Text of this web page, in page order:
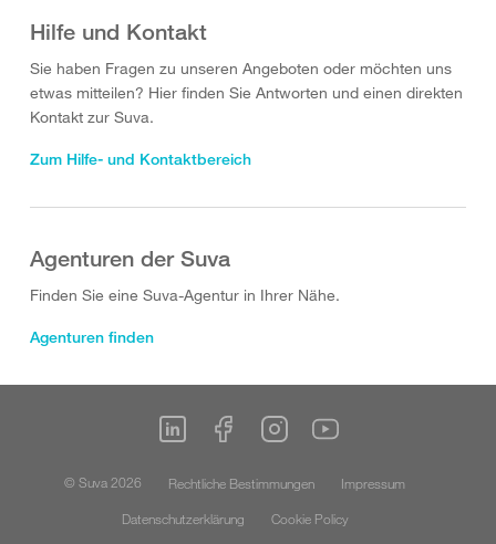
Hilfe und Kontakt
Sie haben Fragen zu unseren Angeboten oder möchten uns
etwas mitteilen? Hier finden Sie Antworten und einen direkten
Kontakt zur Suva.
Zum Hilfe- und Kontaktbereich
Agenturen der Suva
Finden Sie eine Suva-Agentur in Ihrer Nähe.
Agenturen finden
© Suva 2026 Rechtliche Bestimmungen
Impressum
Datenschutzerklärung
Cookie Policy